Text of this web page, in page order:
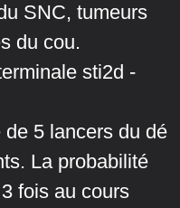
SNC, tumeurs
du cou.
sti2d -
5 lancers du dé
La probabilité
fois au cours